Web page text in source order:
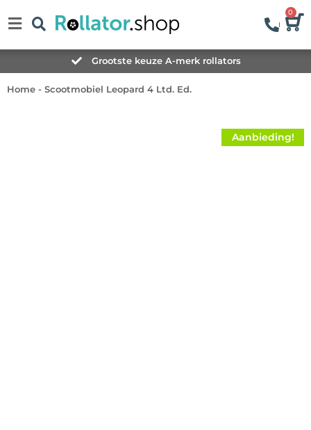
0
Grootste keuze A-merk rollators
Home - Scootmobiel Leopard 4 Ltd. Ed.
Aanbieding!